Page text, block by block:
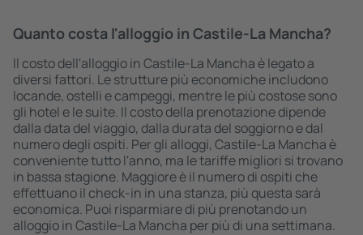
Quanto costa l'alloggio in Castile-La Mancha?
Il costo dell'alloggio in Castile-La Mancha è legato a
diversi fattori. Le strutture più economiche includono
locande, ostelli e campeggi, mentre le più costose sono
gli hotel e le suite. Il costo della prenotazione dipende
dalla data del viaggio, dalla durata del soggiorno e dal
numero degli ospiti. Per gli alloggi, Castile-La Mancha è
conveniente tutto l'anno, ma le tariffe migliori si trovano
in bassa stagione. Maggiore è il numero di ospiti che
effettuano il check-in in una stanza, più questa sarà
economica. Puoi risparmiare di più prenotando un
alloggio in Castile-La Mancha per più di una settimana.